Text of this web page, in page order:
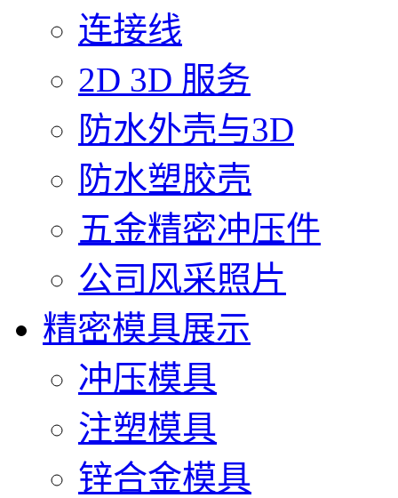
连接线
2D 3D 服务
防水外壳与3D
防水塑胶壳
五金精密冲压件
公司风采照片
精密模具展示
冲压模具
注塑模具
锌合金模具